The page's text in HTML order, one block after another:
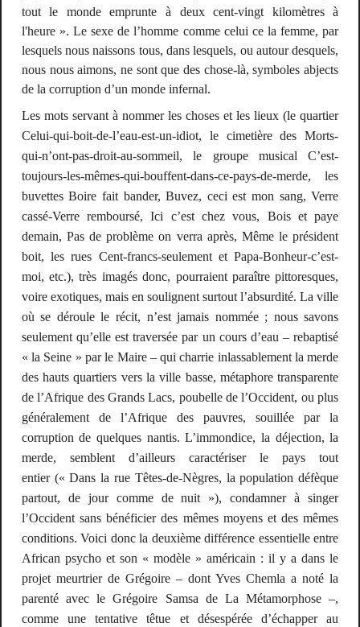
tout le monde emprunte à deux cent-vingt kilomètres à
l'heure». Le sexe de l’homme comme celui ce la femme, par
lesquels nous naissons tous, dans lesquels, ou autour desquels,
nous nous aimons, ne sont que des chose-là, symboles abjects
de la corruption d’un monde infernal.
Les mots servant à nommer les choses et les lieux (le quartier
Celui-qui-boit-de-l’eau-est-un-idiot, le cimetière des Morts-
qui-n’ont-pas-droit-au-sommeil, le groupe musicalC’est-
toujours-les-mêmes-qui-bouffent-dans-ce-pays-de-merde, les
buvettesBoire fait bander, Buvez, ceci est mon sang, Verre
cassé-Verre remboursé, Ici c’est chez vous, Bois et paye
demain, Pas de problème on verra après, Même le président
boit, les rues Cent-francs-seulement et Papa-Bonheur-c’est-
moi, etc.), très imagés donc, pourraient paraître pittoresques,
voire exotiques, mais en soulignent surtout l’absurdité. La ville
où se déroule le récit, n’est jamais nommée ; nous savons
seulement qu’elle est traversée par un cours d’eau – rebaptisé
« la Seine » par le Maire – qui charrie inlassablement la merde
des hauts quartiers vers la ville basse, métaphore transparente
de l’Afrique des Grands Lacs, poubelle de l’Occident, ou plus
généralement de l’Afrique des pauvres, souillée par la
corruption de quelques nantis. L’immondice, la déjection, la
merde, semblent d’ailleurs caractériser le pays tout
entier («Dans la rue Têtes-de-Nègres, la population défèque
partout, de jour comme de nuit »), condamner à singer
l’Occident sans bénéficier des mêmes moyens et des mêmes
conditions. Voici donc la deuxième différence essentielle entre
African psychoet son « modèle » américain : il y a dans le
projet meurtrier de Grégoire – dont Yves Chemla a noté la
parenté avec le Grégoire Samsa de La Métamorphose –,
comme une tentative têtue et désespérée d’échapper au